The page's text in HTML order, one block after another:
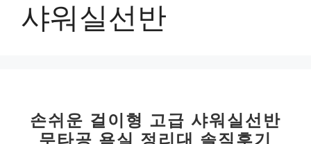
샤워실선반
손쉬운 걸이형 고급 샤워실선반
무타공 욕실 정리대 솔직후기